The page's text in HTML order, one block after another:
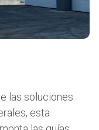
las soluciones
esta